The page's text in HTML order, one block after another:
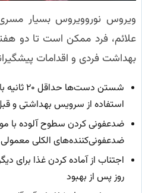
ویروس نوروویروس بسیار
علائم، فرد ممکن است تا دو
بهداشت فردی و اقدامات
شستن
استفاده از سرویس بهداشتی و
ضدعفونی کردن سطوح آلوده با
ضدعفونی‌کننده‌های الکلی
اجتناب از آماده کردن غذا برای
روز پس از بهبود